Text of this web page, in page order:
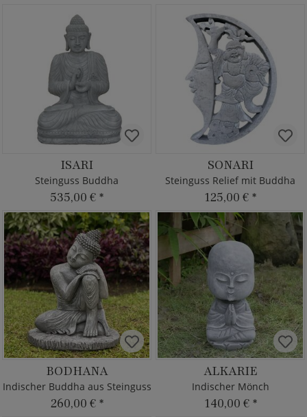
ISARI
Steinguss Buddha
535,00 € *
SONARI
Steinguss Relief mit Buddha
125,00 € *
BODHANA
Indischer Buddha aus Steinguss
260,00 € *
ALKARIE
Indischer Mönch
140,00 € *